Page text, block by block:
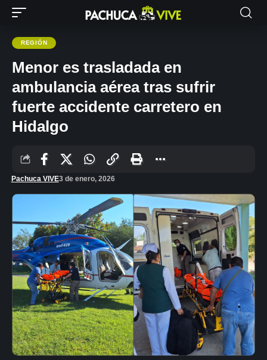
REGIÓN
Menor es trasladada en
ambulancia aérea tras sufrir
fuerte accidente carretero en
Hidalgo
Pachuca VIVE3 de enero, 2026